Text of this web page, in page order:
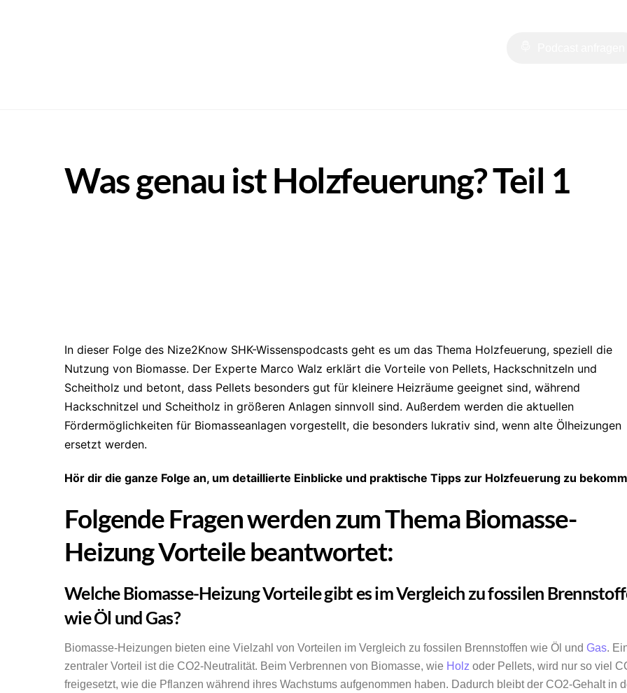
Was genau ist Holzfeuerung? Teil 1
In dieser Folge des Nize2Know SHK-Wissenspodcasts geht es um das Thema Holzfeuerung, speziell die
Nutzung von Biomasse. Der Experte Marco Walz erklärt die Vorteile von Pellets, Hackschnitzeln und
Scheitholz und betont, dass Pellets besonders gut für kleinere Heizräume geeignet sind, während
Hackschnitzel und Scheitholz in größeren Anlagen sinnvoll sind. Außerdem werden die aktuellen
Fördermöglichkeiten für Biomasseanlagen vorgestellt, die besonders lukrativ sind, wenn alte Ölheizungen
ersetzt werden.
Hör dir die ganze Folge an, um detaillierte Einblicke und praktische Tipps zur Holzfeuerung zu
Folgende Fragen werden zum Thema Biomasse-
Heizung Vorteile beantwortet:
Welche Biomasse-Heizung Vorteile gibt es im Vergleich zu fossilen
wie Öl und Gas?
Biomasse-Heizungen bieten eine Vielzahl von Vorteilen im Vergleich zu fossilen Brennstoffen wie Öl und Gas.
zentraler Vorteil ist die CO2-Neutralität. Beim Verbrennen von Biomasse, wie Holz oder Pellets, wird nur so viel
freigesetzt, wie die Pflanzen während ihres Wachstums aufgenommen haben. Dadurch bleibt der CO2-Gehalt in